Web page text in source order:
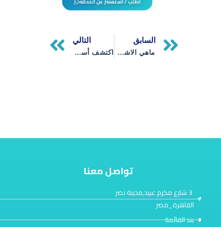
Prev
السابق
ماهي الاشعه السينيه الفوائد_ المخاطر والاستخدامات
التالي
اكتشف أسرار التصوير بالرنين المغناطيسي MRI تقنية طبية ثورية
Next
تواصل معنا
القاهرة_مصر
بند القائمة